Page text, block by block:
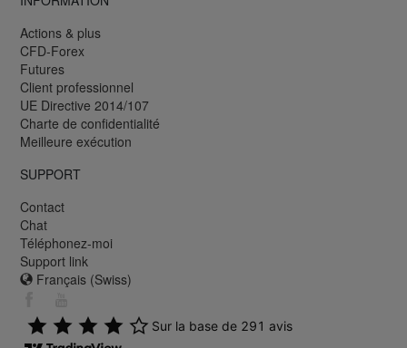
Actions & plus
CFD-Forex
Futures
Client professionnel
UE Directive 2014/107
Charte de confidentialité
Meilleure exécution
SUPPORT
Contact
Chat
Téléphonez-moi
Support link
Français (Swiss)